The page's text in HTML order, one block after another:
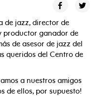
de jazz, director de
productor ganador de
de asesor de jazz del
queridos del Centro de
a nuestros amigos
de ellos, por supuesto!